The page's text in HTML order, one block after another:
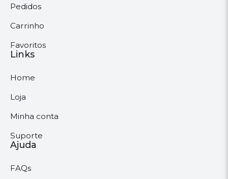
Pedidos
Carrinho
Favoritos
Links
Home
Loja
Minha conta
Suporte
Ajuda
FAQs